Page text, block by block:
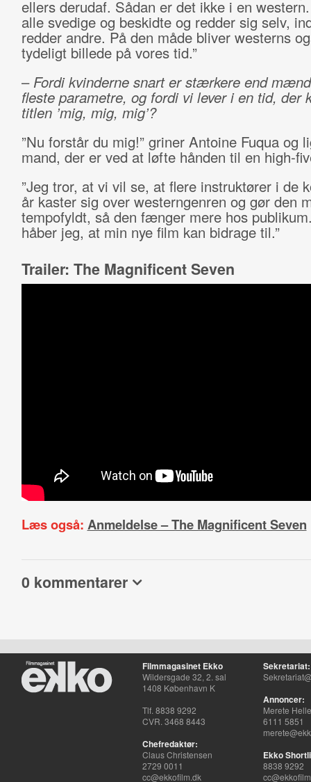
ellers derudaf. Sådan er det ikke i en
alle svedige og beskidte og redder sig selv,
redder andre. På den måde bliver westerns
tydeligt billede på vores tid.”
–Fordi kvinderne snart er stærkere end
fleste parametre, og fordi vi lever i en tid, der
titlen ’mig, mig, mig’?
”Nu forstår du mig!” griner Antoine Fuqua og
mand, der er ved at løfte hånden til en high-
”Jeg tror, at vi vil se, at flere instruktører i de
år kaster sig over westerngenren og gør den
tempofyldt, så den fænger mere hos
håber jeg, at min nye film kan bidrage til.”
Trailer: The Magnificent Seven
Læs også: Anmeldelse – The Magnificent Seven
0 kommentarer
Filmmagasinet Ekko
Wildersgade 32, 2. sal
1408 København K
Tlf. 8838 9292
CVR. 3468 8443
Chefredaktør:
Claus Christensen
2729 0011
cc@ekkofilm.dk
Sekretariat:
Annoncer:
Merete
6111 5851
Ekko
8838 9292